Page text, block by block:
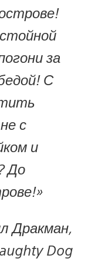
за
С
с
и
До
Дракман,
Dog